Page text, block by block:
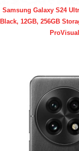
Samsung Galaxy S24
Black, 12GB, 256GB